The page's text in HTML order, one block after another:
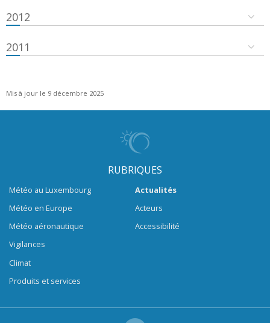
2012
2011
Mis à jour le 9 décembre 2025
RUBRIQUES
Météo au Luxembourg
Météo en Europe
Météo aéronautique
Vigilances
Climat
Produits et services
Actualités
Acteurs
Accessibilité